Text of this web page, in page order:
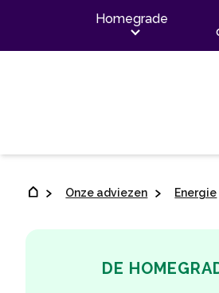
Homegrade
Onze adviezen Energie
DE